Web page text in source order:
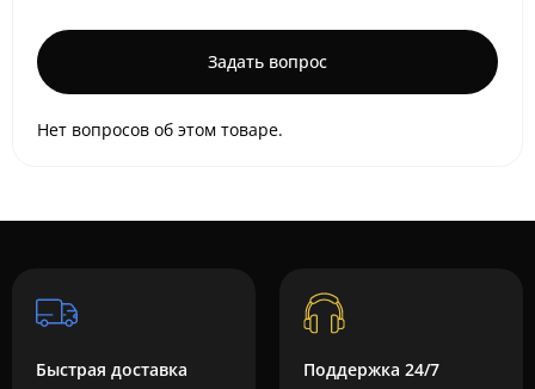
Задать вопрос
Нет вопросов об этом товаре.
Быстрая доставка Поддержка 24/7